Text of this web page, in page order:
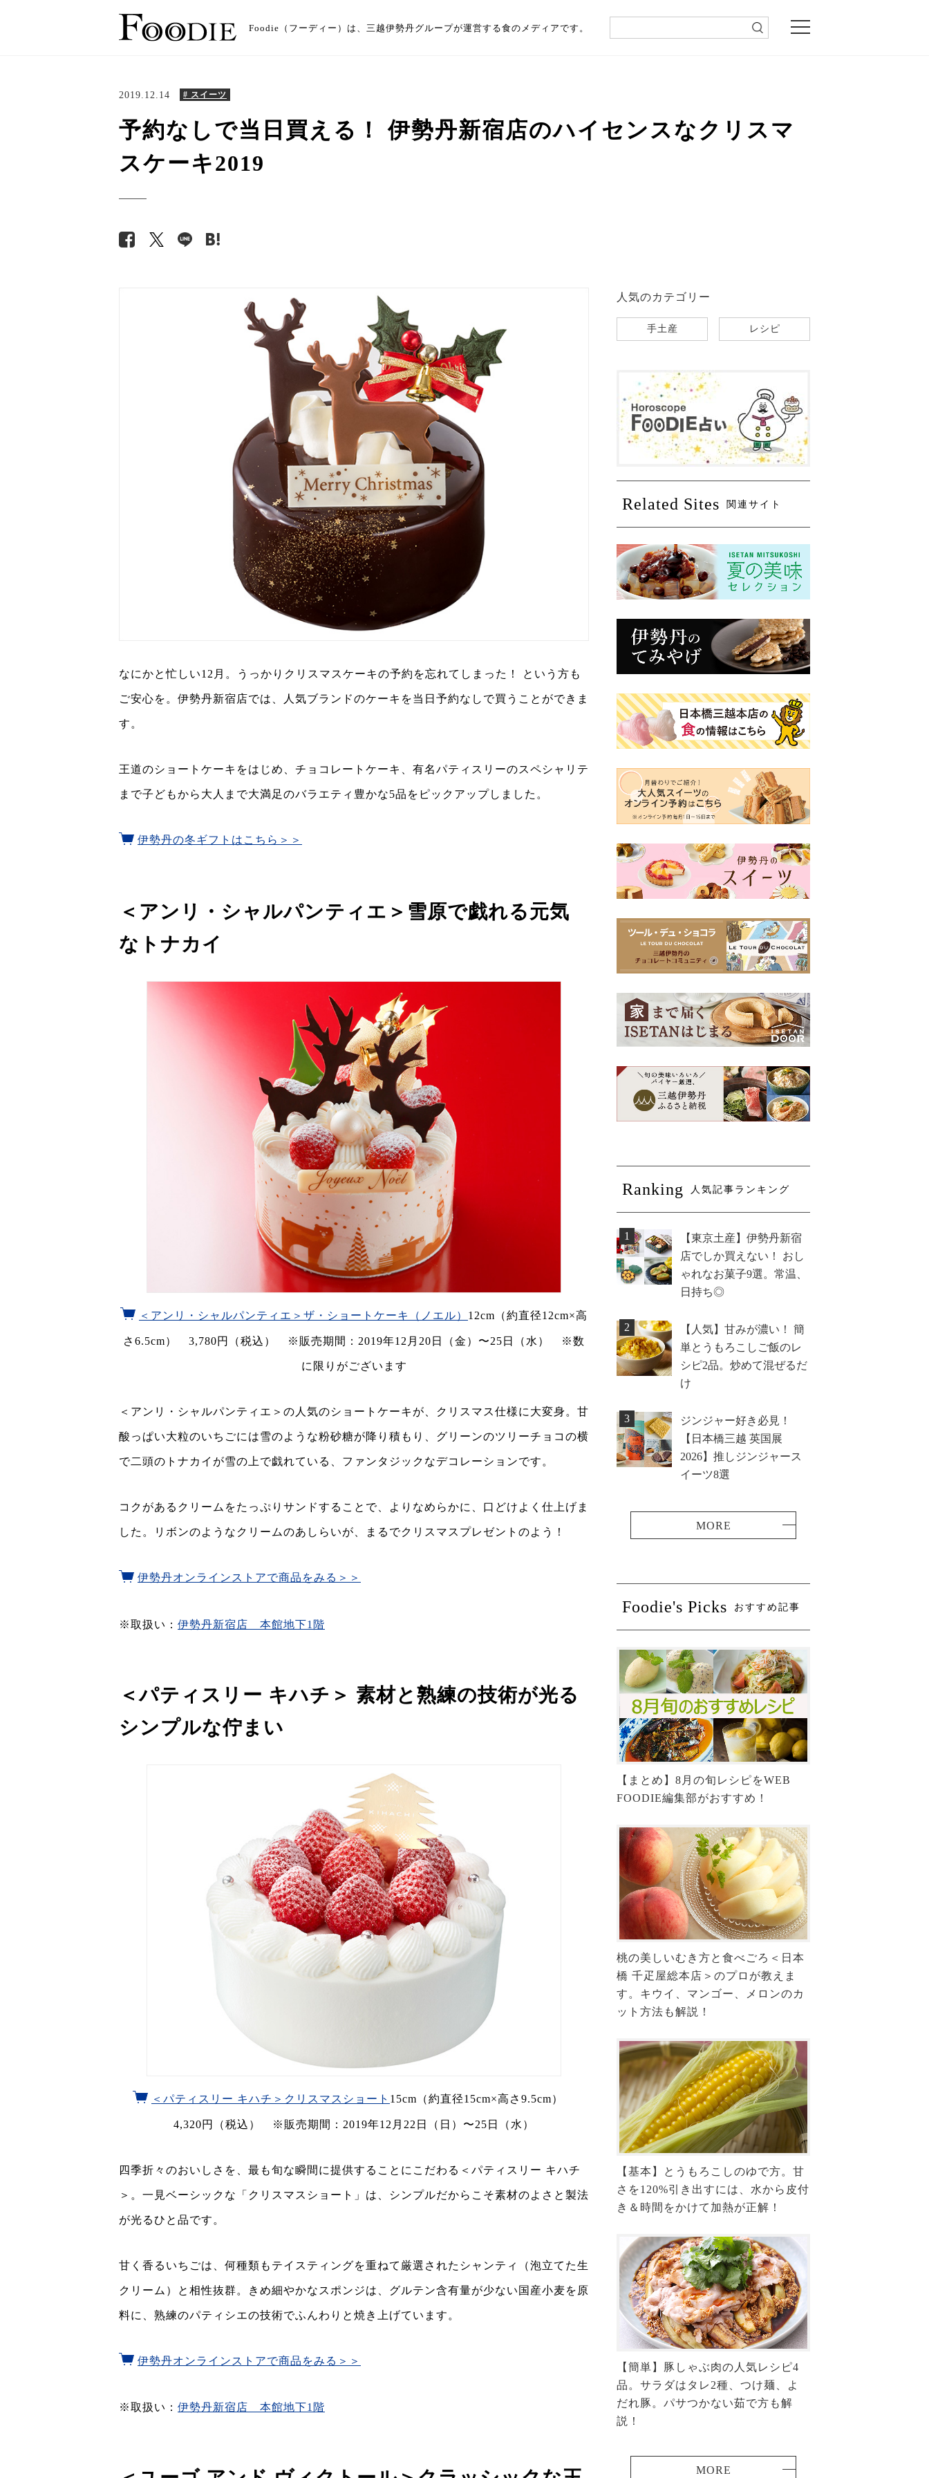
Foodie（フーディー）は、三越伊勢丹グループが運営する食のメディアです。
2019.12.14 # スイーツ
予約なしで当日買える！ 伊勢丹新宿店のハイセンスなクリスマ
スケーキ2019
なにかと忙しい12月。うっかりクリスマスケーキの予約を忘れてしまった！ という方も
ご安心を。伊勢丹新宿店では、人気ブランドのケーキを当日予約なしで買うことができま
す。
王道のショートケーキをはじめ、チョコレートケーキ、有名パティスリーのスペシャリテ
まで子どもから大人まで大満足のバラエティ豊かな5品をピックアップしました。
伊勢丹の冬ギフトはこちら＞＞
＜アンリ・シャルパンティエ＞雪原で戯れる元気
なトナカイ
＜アンリ・シャルパンティエ＞ザ・ショートケーキ（ノエル） 12cm（約直径12cm×高
さ6.5cm） 3,780円（税込） ※販売期間：2019年12月20日（金）〜25日（水） ※数
に限りがございます
＜アンリ・シャルパンティエ＞の人気のショートケーキが、クリスマス仕様に大変身。甘
酸っぱい大粒のいちごには雪のような粉砂糖が降り積もり、グリーンのツリーチョコの横
で二頭のトナカイが雪の上で戯れている、ファンタジックなデコレーションです。
コクがあるクリームをたっぷりサンドすることで、よりなめらかに、口どけよく仕上げま
した。リボンのようなクリームのあしらいが、まるでクリスマスプレゼントのよう！
伊勢丹オンラインストアで商品をみる＞＞
※取扱い： 伊勢丹新宿店 本館地下1階
＜パティスリー キハチ＞ 素材と熟練の技術が光る
シンプルな佇まい
＜パティスリー キハチ＞クリスマスショート 15cm（約直径15cm×高さ9.5cm）
4,320円（税込） ※販売期間：2019年12月22日（日）〜25日（水）
四季折々のおいしさを、最も旬な瞬間に提供することにこだわる＜パティスリー キハチ
＞。一見ベーシックな「クリスマスショート」は、シンプルだからこそ素材のよさと製法
が光るひと品です。
甘く香るいちごは、何種類もテイスティングを重ねて厳選されたシャンティ（泡立てた生
クリーム）と相性抜群。きめ細やかなスポンジは、グルテン含有量が少ない国産小麦を原
料に、熟練のパティシエの技術でふんわりと焼き上げています。
伊勢丹オンラインストアで商品をみる＞＞
※取扱い： 伊勢丹新宿店 本館地下1階
人気のカテゴリー
手土産 レシピ
Related Sites 関連サイト
Ranking 人気記事ランキング
1
【東京土産】伊勢丹新宿
店でしか買えない！ おし
ゃれなお菓子9選。常温、
日持ち◎
2
【人気】甘みが濃い！ 簡
単とうもろこしご飯のレ
シピ2品。炒めて混ぜるだ
け
3
ジンジャー好き必見！
【日本橋三越 英国展
2026】推しジンジャース
イーツ8選
Foodie's Picks おすすめ記事
【まとめ】8月の旬レシピをWEB
FOODIE編集部がおすすめ！
桃の美しいむき方と食べごろ＜日本
橋 千疋屋総本店＞のプロが教えま
す。キウイ、マンゴー、メロンのカ
ット方法も解説！
【基本】とうもろこしのゆで方。甘
さを120%引き出すには、水から皮付
き＆時間をかけて加熱が正解！
【簡単】豚しゃぶ肉の人気レシピ4
品。サラダはタレ2種、つけ麺、よ
だれ豚。パサつかない茹で方も解
説！
MORE